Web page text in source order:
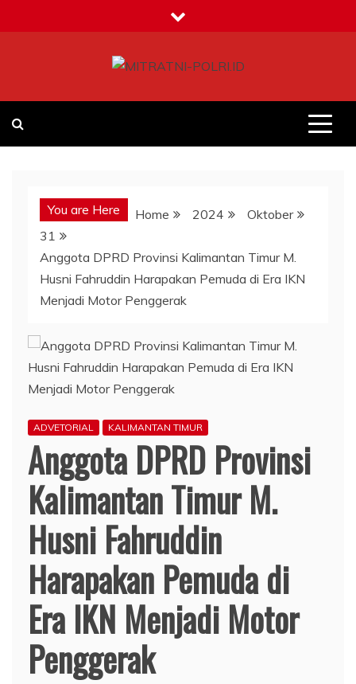
to
You are Here Home 2024
Oktober
31
Anggota DPRD Provinsi Kalimantan Timur M.
Husni Fahruddin Harapakan Pemuda di Era IKN
Menjadi Motor Penggerak
ADVETORIAL KALIMANTAN TIMUR
Anggota DPRD Provinsi
Kalimantan Timur M.
Husni Fahruddin
Harapakan Pemuda di
Era IKN Menjadi Motor
Penggerak